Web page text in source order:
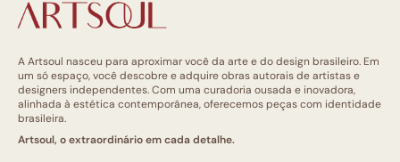
A Artsoul nasceu para aproximar você da arte e do design brasileiro. Em
um só espaço, você descobre e adquire obras autorais de artistas e
designers independentes. Com uma curadoria ousada e inovadora,
alinhada à estética contemporânea, oferecemos peças com identidade
brasileira.
Artsoul, o extraordinário em cada detalhe.